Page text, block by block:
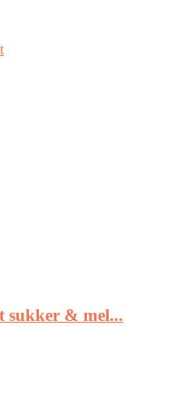
sukker & mel...